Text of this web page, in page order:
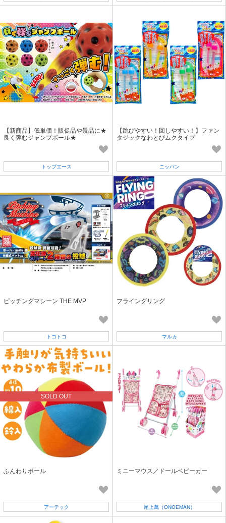
【新商品】低単価！販促品や景品に★
良く弾むジャンプボール★
トップエース
【跳びやすい！回しやすい！】ファン
タジックなわとびムクタイプ
ニッパン
ピッチングマシーン THE MVP
トコトコ
フライングリング
マルカ
SOLD OUT
ふんわりボール
アーテック
ミニーマウス／ドールベビーカー
尾上萬（ONOEMAN）